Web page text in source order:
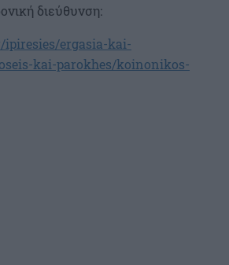
διεύθυνση:
ergasia-kai-
kai-parokhes/koinonikos-